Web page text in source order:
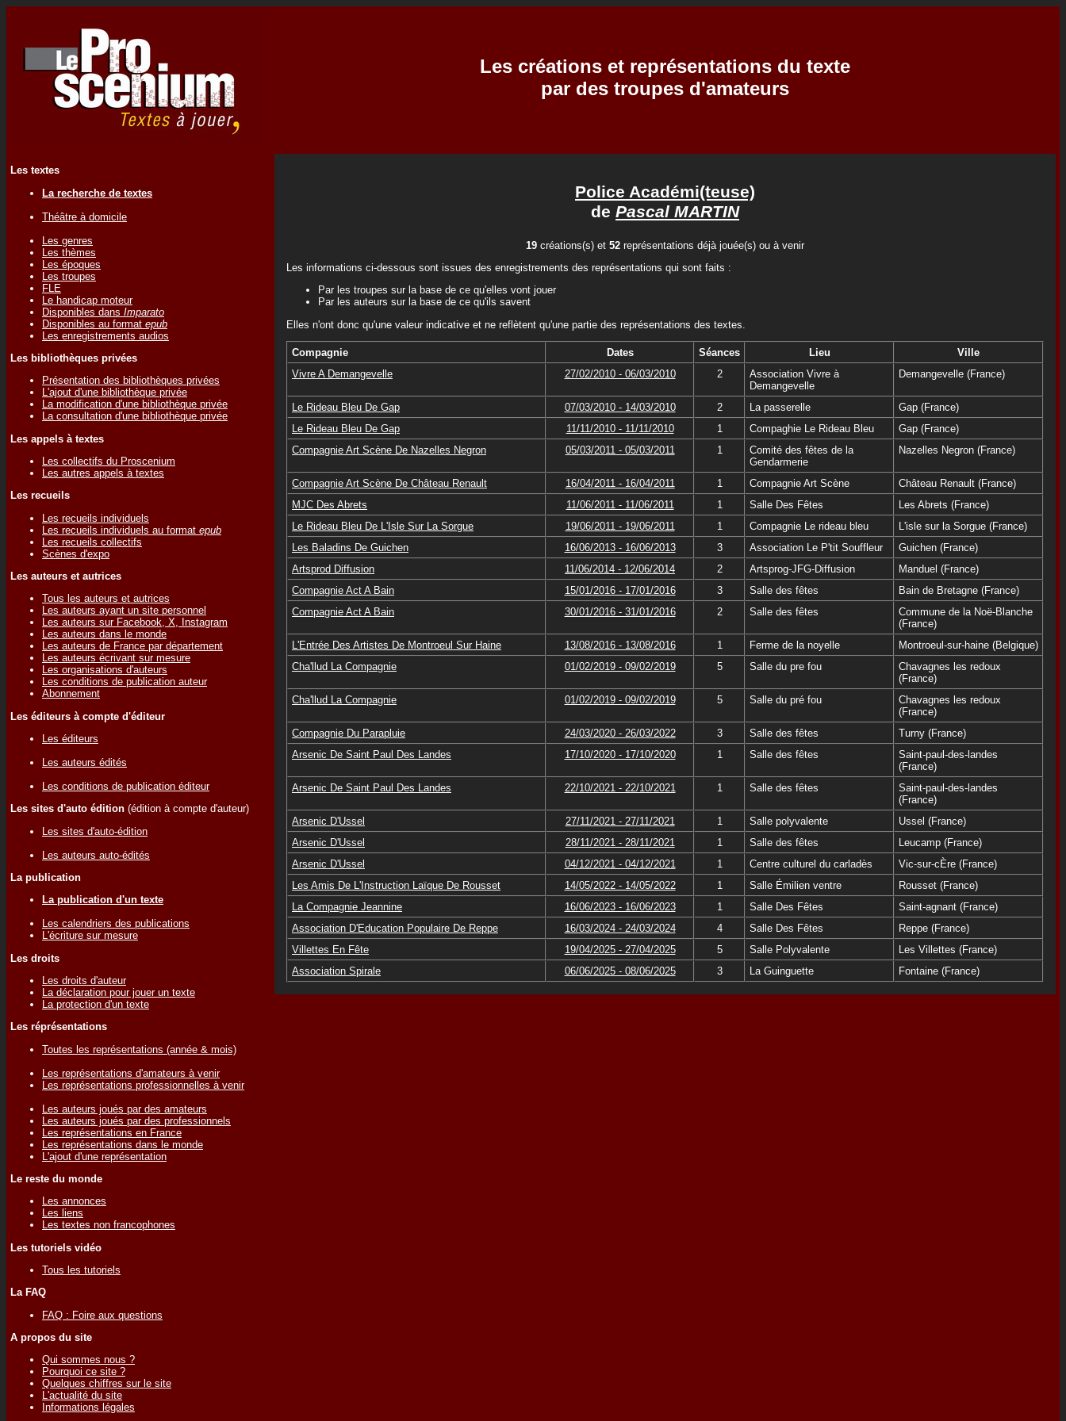
Les créations et représentations du texte
par des troupes d'amateurs
Les textes
La recherche de textes
Théâtre à domicile
Les genres
Les thèmes
Les époques
Les troupes
FLE
Le handicap moteur
Disponibles dans Imparato
Disponibles au format epub
Les enregistrements audios
Les bibliothèques privées
Présentation des bibliothèques privées
L'ajout d'une bibliothèque privée
La modification d'une bibliothèque privée
La consultation d'une bibliothèque privée
Les appels à textes
Les collectifs du Proscenium
Les autres appels à textes
Les recueils
Les recueils individuels
Les recueils individuels au format epub
Les recueils collectifs
Scènes d'expo
Les auteurs et autrices
Tous les auteurs et autrices
Les auteurs ayant un site personnel
Les auteurs sur Facebook, X, Instagram
Les auteurs dans le monde
Les auteurs de France par département
Les auteurs écrivant sur mesure
Les organisations d'auteurs
Les conditions de publication auteur
Abonnement
Les éditeurs à compte d'éditeur
Les éditeurs
Les auteurs édités
Les conditions de publication éditeur
Les sites d'auto édition (édition à compte d'auteur)
Les sites d'auto-édition
Les auteurs auto-édités
La publication
La publication d'un texte
Les calendriers des publications
L'écriture sur mesure
Les droits
Les droits d'auteur
La déclaration pour jouer un texte
La protection d'un texte
Les réprésentations
Toutes les représentations (année & mois)
Les représentations d'amateurs à venir
Les représentations professionnelles à venir
Les auteurs joués par des amateurs
Les auteurs joués par des professionnels
Les représentations en France
Les représentations dans le monde
L'ajout d'une représentation
Le reste du monde
Les annonces
Les liens
Les textes non francophones
Les tutoriels vidéo
Tous les tutoriels
La FAQ
FAQ : Foire aux questions
A propos du site
Qui sommes nous ?
Pourquoi ce site ?
Quelques chiffres sur le site
L'actualité du site
Informations légales
Police Académi(teuse)
de Pascal MARTIN
19 créations(s) et 52 représentations déjà jouée(s) ou à venir
Les informations ci-dessous sont issues des enregistrements des représentations qui sont faits :
Par les troupes sur la base de ce qu'elles vont jouer
Par les auteurs sur la base de ce qu'ils savent
Elles n'ont donc qu'une valeur indicative et ne reflètent qu'une partie des représentations des textes.
Compagnie Dates Séances Lieu
Ville
Vivre A Demangevelle
27/02/2010 - 06/03/2010 2
Association Vivre à
Demangevelle
Demangevelle (France)
Le Rideau Bleu De Gap 07/03/2010 - 14/03/2010 2 La passerelle
Gap (France)
Le Rideau Bleu De Gap
11/11/2010 - 11/11/2010 1 Compaghie Le Rideau Bleu
Gap (France)
Compagnie Art Scène De Nazelles Negron
05/03/2011 - 05/03/2011 1
Comité des fêtes de la
Gendarmerie
Nazelles Negron (France)
Compagnie Art Scène De Château Renault 16/04/2011 - 16/04/2011 1 Compagnie Art Scène
Château Renault (France)
MJC Des Abrets
11/06/2011 - 11/06/2011 1 Salle Des Fêtes
Les Abrets (France)
Le Rideau Bleu De L'Isle Sur La Sorgue
19/06/2011 - 19/06/2011 1 Compagnie Le rideau bleu
L'isle sur la Sorgue (France)
Les Baladins De Guichen
16/06/2013 - 16/06/2013 3 Association Le P'tit Souffleur
Guichen (France)
Artsprod Diffusion
11/06/2014 - 12/06/2014 2 Artsprog-JFG-Diffusion
Manduel (France)
Compagnie Act A Bain
15/01/2016 - 17/01/2016 3 Salle des fêtes
Bain de Bretagne (France)
Compagnie Act A Bain
30/01/2016 - 31/01/2016 2 Salle des fêtes
Commune de la Noë-Blanche
(France)
L'Entrée Des Artistes De Montroeul Sur Haine
13/08/2016 - 13/08/2016 1 Ferme de la noyelle
Montroeul-sur-haine (Belgique)
Cha'llud La Compagnie
01/02/2019 - 09/02/2019 5 Salle du pre fou
Chavagnes les redoux
(France)
Cha'llud La Compagnie
01/02/2019 - 09/02/2019 5 Salle du pré fou
Chavagnes les redoux
(France)
Compagnie Du Parapluie
24/03/2020 - 26/03/2022 3 Salle des fêtes
Turny (France)
Arsenic De Saint Paul Des Landes
17/10/2020 - 17/10/2020 1 Salle des fêtes
Saint-paul-des-landes
(France)
Arsenic De Saint Paul Des Landes
22/10/2021 - 22/10/2021 1 Salle des fêtes
Saint-paul-des-landes
(France)
Arsenic D'Ussel
27/11/2021 - 27/11/2021 1 Salle polyvalente
Ussel (France)
Arsenic D'Ussel
28/11/2021 - 28/11/2021 1 Salle des fêtes
Leucamp (France)
Arsenic D'Ussel
04/12/2021 - 04/12/2021 1 Centre culturel du carladès
Vic-sur-cÈre (France)
Les Amis De L'Instruction Laïque De Rousset
14/05/2022 - 14/05/2022 1 Salle Émilien ventre
Rousset (France)
La Compagnie Jeannine
16/06/2023 - 16/06/2023 1 Salle Des Fêtes
Saint-agnant (France)
Association D'Education Populaire De Reppe
16/03/2024 - 24/03/2024 4 Salle Des Fêtes
Reppe (France)
Villettes En Fête
19/04/2025 - 27/04/2025 5 Salle Polyvalente
Les Villettes (France)
Association Spirale
06/06/2025 - 08/06/2025 3 La Guinguette Fontaine (France)